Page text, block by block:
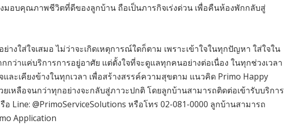
มอบคุณภาพชีวิตที่ดีของลูกบ้าน ถือเป็นภารกิจเร่งด่วน เพื่อคืนห้องพักกลับสู่
งใส่ใจเสมอ ไม่ว่าจะเกิดเหตุการณ์ใดก็ตาม เพราะเข้าใจในทุกปัญหา ใส่ใจใน
กว่าแค่บริการการอยู่อาศัย แต่ตั้งใจที่จะดูแลทุกคนอย่างต่อเนื่อง ในทุกช่วงเวลา
ละเคียงข้างในทุกเวลา เพื่อสร้างสรรค์ความสุขตาม แนวคิด Primo Happy
เหลือจนกว่าทุกอย่างจะกลับสู่ภาวะปกติ โดยลูกบ้านสามารถติดต่อเข้ารับบริการ
Line: @PrimoServiceSolutions หรือโทร 02-081-0000 ลูกบ้านสามารถ
Application